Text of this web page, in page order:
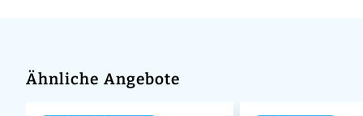
Ähnliche Angebote